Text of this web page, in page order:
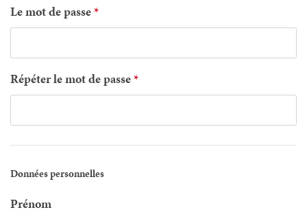
Le mot de passe
Répéter le mot de passe
Données personnelles
Prénom